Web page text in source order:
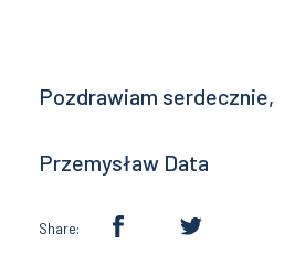
Pozdrawiam serdecznie,
Przemysław Data
Share: